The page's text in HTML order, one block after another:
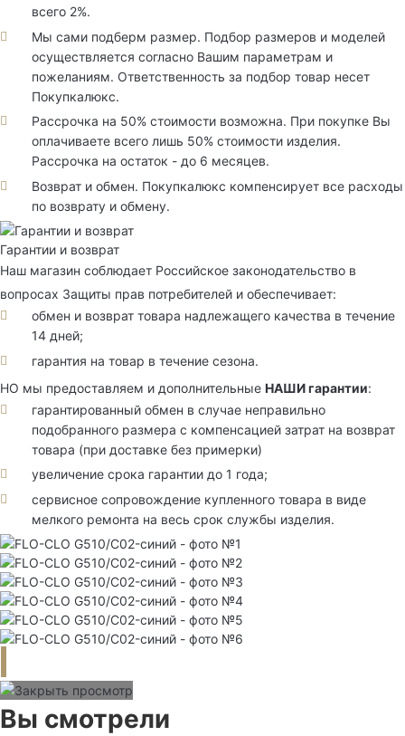
всего 2%.
Мы сами подберм размер. Подбор размеров и моделей
осуществляется согласно Вашим параметрам и
пожеланиям. Ответственность за подбор товар несет
Покупкалюкс.
Рассрочка на 50% стоимости возможна. При покупке Вы
оплачиваете всего лишь 50% стоимости изделия.
Рассрочка на остаток - до 6 месяцев.
Возврат и обмен. Покупкалюкс компенсирует все расходы
по возврату и обмену.
Гарантии и возврат
Наш магазин соблюдает Российское законодательство в
вопросах Защиты прав потребителей и обеспечивает:
обмен и возврат товара надлежащего качества в течение
14 дней;
гарантия на товар в течение сезона.
НО мы предоставляем и дополнительные НАШИ гарантии:
гарантированный обмен в случае неправильно
подобранного размера с компенсацией затрат на возврат
товара (при доставке без примерки)
увеличение срока гарантии до 1 года;
сервисное сопровождение купленного товара в виде
мелкого ремонта на весь срок службы изделия.
Вы смотрели